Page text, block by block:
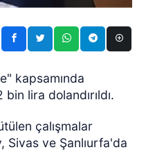
kapsamında
lira dolandırıldı.
çalışmalar
Sivas ve Şanlıurfa'da